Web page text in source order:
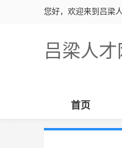
您好，欢迎来到吕梁人
吕梁人才
首页